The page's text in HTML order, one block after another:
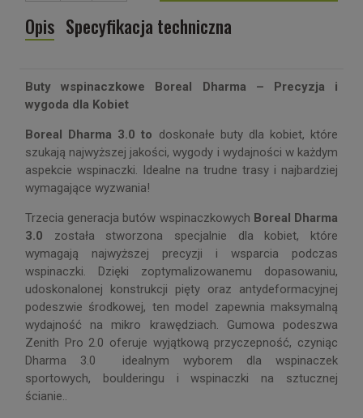
Opis Specyfikacja techniczna
Buty wspinaczkowe Boreal Dharma – Precyzja i
wygoda dla Kobiet
Boreal Dharma 3.0 to doskonałe buty dla kobiet, które
szukają najwyższej jakości, wygody i wydajności w każdym
aspekcie wspinaczki. Idealne na trudne trasy i najbardziej
wymagające wyzwania!
Trzecia generacja butów wspinaczkowych Boreal Dharma
3.0 została stworzona specjalnie dla kobiet, które
wymagają najwyższej precyzji i wsparcia podczas
wspinaczki. Dzięki zoptymalizowanemu dopasowaniu,
udoskonalonej konstrukcji pięty oraz antydeformacyjnej
podeszwie środkowej, ten model zapewnia maksymalną
wydajność na mikro krawędziach. Gumowa podeszwa
Zenith Pro 2.0 oferuje wyjątkową przyczepność, czyniąc
Dharma 3.0 idealnym wyborem dla wspinaczek
sportowych, boulderingu i wspinaczki na sztucznej
ścianie..